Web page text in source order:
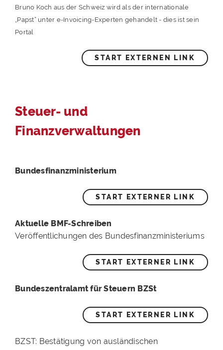
Bruno Koch aus der Schweiz wird als der internationale
„Papst“ unter e-Invoicing-Experten gehandelt - dies ist sein
Portal
START EXTERNEN LINK
Steuer- und
Finanzverwaltungen
Bundesfinanzministerium
START EXTERNER LINK
Aktuelle BMF-Schreiben
Veröffentlichungen des Bundesfinanzministeriums
START EXTERNER LINK
Bundeszentralamt für Steuern BZSt
START EXTERNER LINK
BZST: Bestätigung von ausländischen